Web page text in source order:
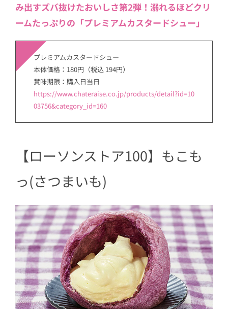
み出すズバ抜けたおいしさ第2弾！溺れるほどクリ
ームたっぷりの「プレミアムカスタードシュー」
プレミアムカスタードシュー
本体価格：180円（税込 194円）
賞味期限：購入日当日
https://www.chateraise.co.jp/products/detail?id=10
03756&category_id=160
【ローソンストア100】もこも
っ(さつまいも)